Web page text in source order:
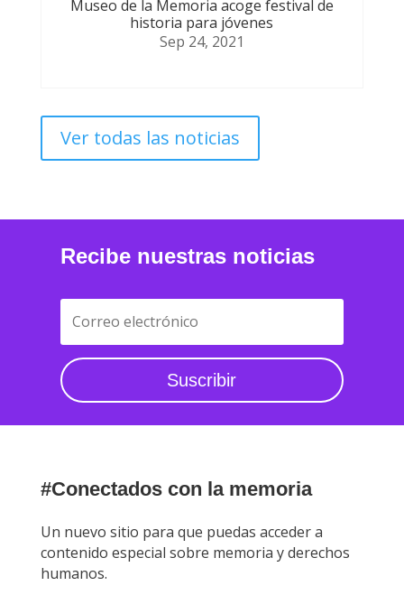
Museo de la Memoria acoge festival de
historia para jóvenes
Sep 24, 2021
Ver todas las noticias
Recibe nuestras noticias
Suscribir
#Conectados con la memoria
Un nuevo sitio para que puedas acceder a
contenido especial sobre memoria y derechos
humanos.